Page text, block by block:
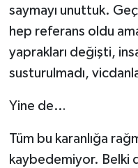
saymayı unuttuk.
hep referans oldu
yaprakları değişti,
susturulmadı,
Yine de…
Tüm bu karanlığa
kaybedemiyor. Belki